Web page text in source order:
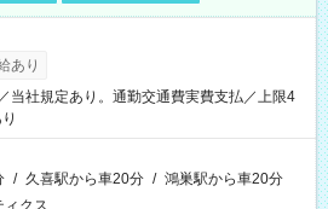
あり
当社規定あり。通勤交通費実費支払／上限4
/ 久喜駅から車20分 / 鴻巣駅から車20分
ィクス